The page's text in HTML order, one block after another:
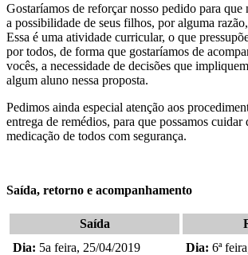
Gostaríamos de reforçar nosso pedido para que
a possibilidade de seus filhos, por alguma
Essa é uma atividade curricular, o que
por todos, de forma que gostaríamos de
vocês, a necessidade de decisões que
algum aluno nessa proposta.
Pedimos ainda especial atenção aos
entrega de remédios, para que possamos cuidar
medicação de todos com segurança.
Saída, retorno e acompanhamento
Saída
Dia: 5a feira, 25/04/2019 Dia: 6ª